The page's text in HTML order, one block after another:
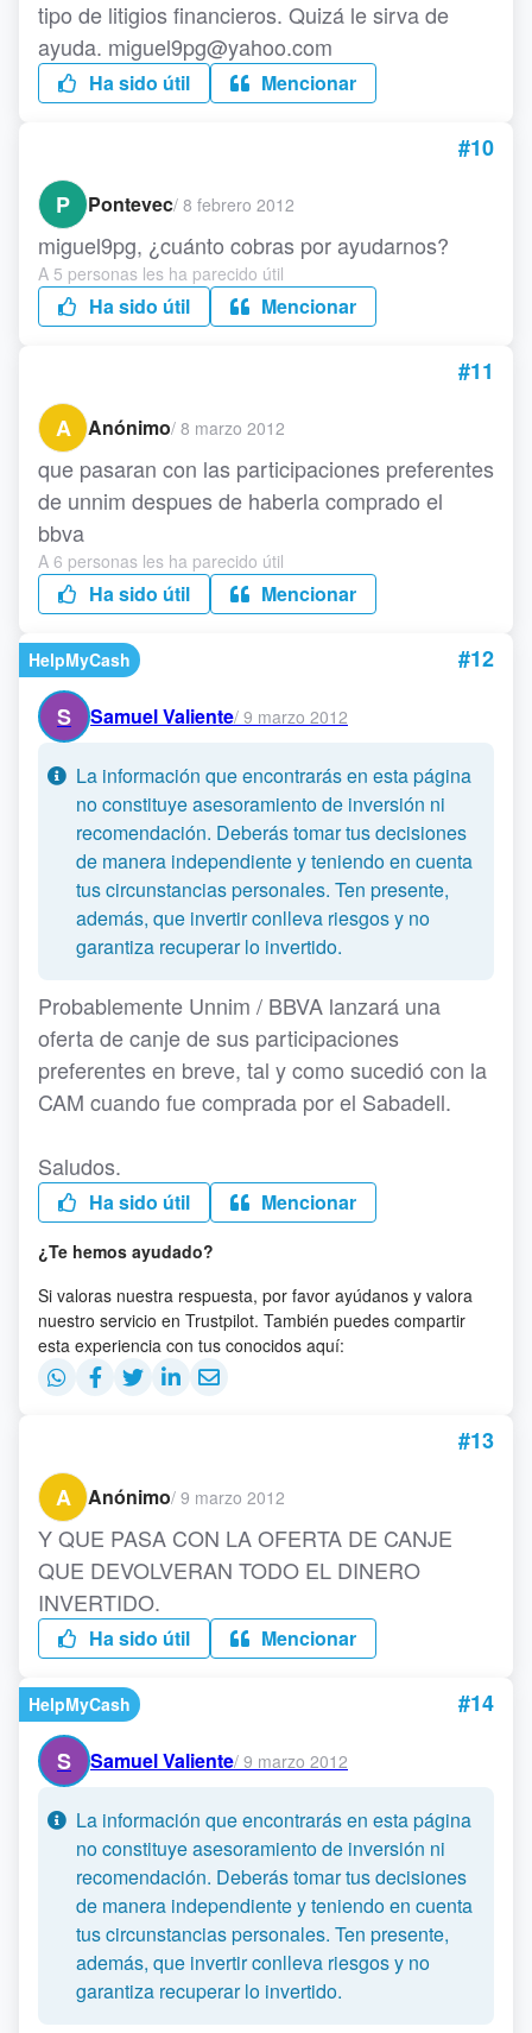
tipo de litigios financieros. Quizá le sirva de
ayuda. miguel9pg@yahoo.com
Ha sido útil Mencionar
#10
P
Pontevec/ 8 febrero 2012
miguel9pg, ¿cuánto cobras por ayudarnos?
A 5 personas les ha parecido útil
Ha sido útil Mencionar
#11
A
Anónimo/ 8 marzo 2012
que pasaran con las participaciones preferentes
de unnim despues de haberla comprado el
bbva
A 6 personas les ha parecido útil
Ha sido útil Mencionar
HelpMyCash
#12
S
Samuel Valiente/ 9 marzo 2012
La información que encontrarás en esta página
no constituye asesoramiento de inversión ni
recomendación. Deberás tomar tus decisiones
de manera independiente y teniendo en cuenta
tus circunstancias personales. Ten presente,
además, que invertir conlleva riesgos y no
garantiza recuperar lo invertido.
Probablemente Unnim / BBVA lanzará una
oferta de canje de sus participaciones
preferentes en breve, tal y como sucedió con la
CAM cuando fue comprada por el Sabadell.
Saludos.
Ha sido útil Mencionar
¿Te hemos ayudado?
Si valoras nuestra respuesta, por favor ayúdanos y valora
nuestro servicio en Trustpilot. También puedes compartir
esta experiencia con tus conocidos aquí:
#13
A
Anónimo/ 9 marzo 2012
Y QUE PASA CON LA OFERTA DE CANJE
QUE DEVOLVERAN TODO EL DINERO
INVERTIDO.
Ha sido útil Mencionar
HelpMyCash
#14
S
Samuel Valiente/ 9 marzo 2012
La información que encontrarás en esta página
no constituye asesoramiento de inversión ni
recomendación. Deberás tomar tus decisiones
de manera independiente y teniendo en cuenta
tus circunstancias personales. Ten presente,
además, que invertir conlleva riesgos y no
garantiza recuperar lo invertido.